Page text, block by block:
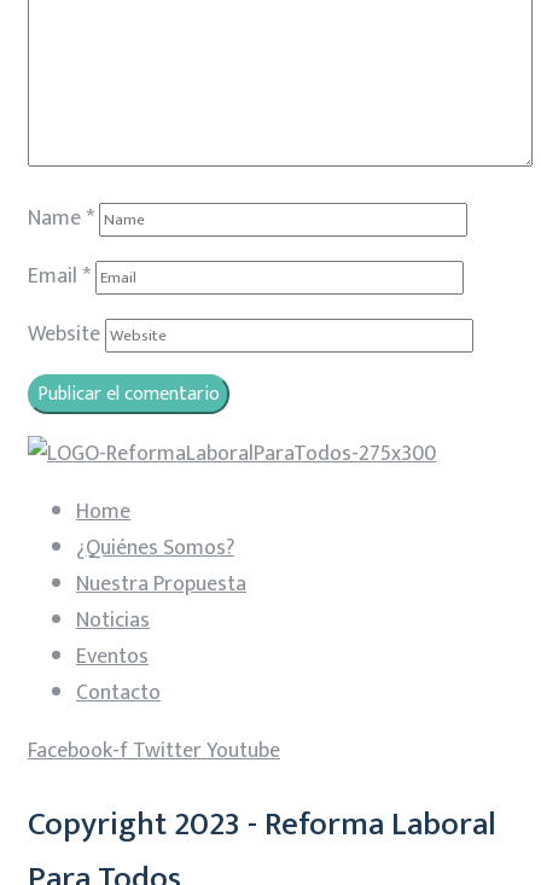
Name*
Email *
Website
Home
¿Quiénes Somos?
Nuestra Propuesta
Noticias
Eventos
Contacto
Facebook-fTwitterYoutube
Copyright 2023 - Reforma Laboral